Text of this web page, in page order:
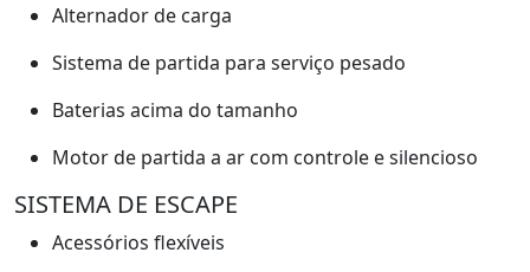
Alternador de carga
Sistema de partida para serviço pesado
Baterias acima do tamanho
Motor de partida a ar com controle e silencioso
SISTEMA DE ESCAPE
Acessórios flexíveis